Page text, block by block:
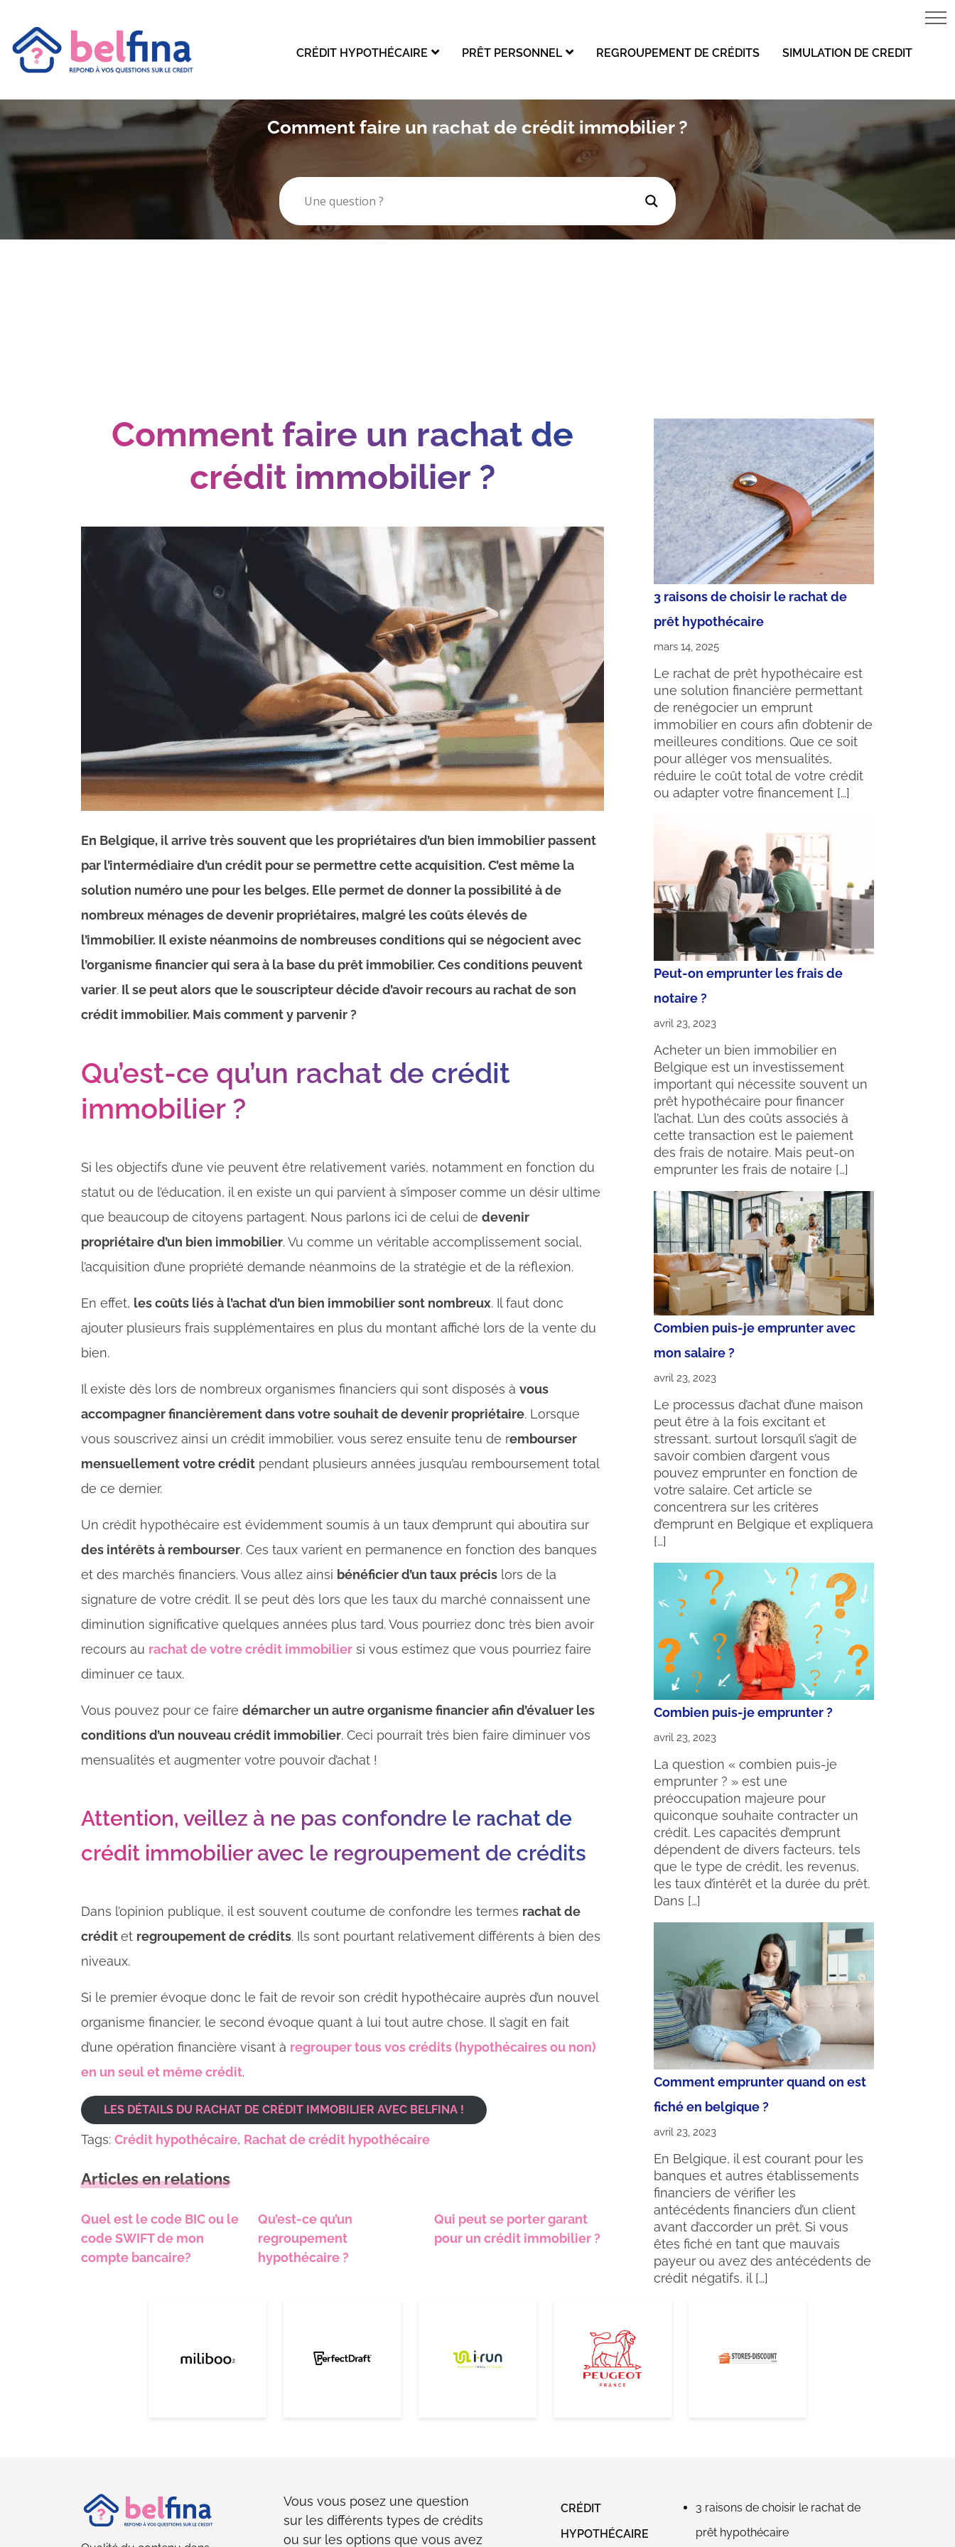
CRÉDIT HYPOTHÉCAIRE PRÊT PERSONNEL REGROUPEMENT DE CRÉDITS SIMULATION DE CREDIT
Comment faire un rachat de crédit immobilier ?
Comment faire un rachat de
crédit immobilier ?
En Belgique, il arrive très souvent que les propriétaires d’un bien immobilier passent
par l’intermédiaire d’un crédit pour se permettre cette acquisition. C’est même la
solution numéro une pour les belges. Elle permet de donner la possibilité à de
nombreux ménages de devenir propriétaires, malgré les coûts élevés de
l’immobilier. Il existe néanmoins de nombreuses conditions qui se négocient avec
l’organisme financier qui sera à la base du prêt immobilier. Ces conditions peuvent
varier. Il se peut alors que le souscripteur décide d’avoir recours au rachat de son
crédit immobilier. Mais comment y parvenir ?
Qu’est-ce qu’un rachat de crédit
immobilier ?
Si les objectifs d’une vie peuvent être relativement variés, notamment en fonction du
statut ou de l’éducation, il en existe un qui parvient à s’imposer comme un désir ultime
que beaucoup de citoyens partagent. Nous parlons ici de celui de devenir
propriétaire d’un bien immobilier. Vu comme un véritable accomplissement social,
l’acquisition d’une propriété demande néanmoins de la stratégie et de la réflexion.
En effet, les coûts liés à l’achat d’un bien immobilier sont nombreux. Il faut donc
ajouter plusieurs frais supplémentaires en plus du montant affiché lors de la vente du
bien.
Il existe dès lors de nombreux organismes financiers qui sont disposés à vous
accompagner financièrement dans votre souhait de devenir propriétaire. Lorsque
vous souscrivez ainsi un crédit immobilier, vous serez ensuite tenu de rembourser
mensuellement votre crédit pendant plusieurs années jusqu’au remboursement total
de ce dernier.
Un crédit hypothécaire est évidemment soumis à un taux d’emprunt qui aboutira sur
des intérêts à rembourser. Ces taux varient en permanence en fonction des banques
et des marchés financiers. Vous allez ainsi bénéficier d’un taux précis lors de la
signature de votre crédit. Il se peut dès lors que les taux du marché connaissent une
diminution significative quelques années plus tard. Vous pourriez donc très bien avoir
recours au rachat de votre crédit immobilier si vous estimez que vous pourriez faire
diminuer ce taux.
Vous pouvez pour ce faire démarcher un autre organisme financier afin d’évaluer les
conditions d’un nouveau crédit immobilier. Ceci pourrait très bien faire diminuer vos
mensualités et augmenter votre pouvoir d’achat !
Attention, veillez à ne pas confondre le rachat de
crédit immobilier avec le regroupement de crédits
Dans l’opinion publique, il est souvent coutume de confondre les termes rachat de
créditet regroupement de crédits. Ils sont pourtant relativement différents à bien des
niveaux.
Si le premier évoque donc le fait de revoir son crédit hypothécaire auprès d’un nouvel
organisme financier, le second évoque quant à lui tout autre chose. Il s’agit en fait
d’une opération financière visant à regrouper tous vos crédits (hypothécaires ou non)
en un seul et même crédit.
LES DÉTAILS DU RACHAT DE CRÉDIT IMMOBILIER AVEC BELFINA !
Tags: Crédit hypothécaire, Rachat de crédit hypothécaire
Articles en relations
Quel est le code BIC ou le
code SWIFT de mon
compte bancaire?
Qu’est-ce qu’un
regroupement
hypothécaire ?
Qui peut se porter garant
pour un crédit immobilier ?
3 raisons de choisir le rachat de
prêt hypothécaire
mars 14, 2025
Le rachat de prêt hypothécaire est
une solution financière permettant
de renégocier un emprunt
immobilier en cours afin d’obtenir de
meilleures conditions. Que ce soit
pour alléger vos mensualités,
réduire le coût total de votre crédit
ou adapter votre financement […]
Peut-on emprunter les frais de
notaire ?
avril 23, 2023
Acheter un bien immobilier en
Belgique est un investissement
important qui nécessite souvent un
prêt hypothécaire pour financer
l’achat. L’un des coûts associés à
cette transaction est le paiement
des frais de notaire. Mais peut-on
emprunter les frais de notaire […]
Combien puis-je emprunter avec
mon salaire ?
avril 23, 2023
Le processus d’achat d’une maison
peut être à la fois excitant et
stressant, surtout lorsqu’il s’agit de
savoir combien d’argent vous
pouvez emprunter en fonction de
votre salaire. Cet article se
concentrera sur les critères
d’emprunt en Belgique et expliquera
[…]
Combien puis-je emprunter ?
avril 23, 2023
La question « combien puis-je
emprunter ? » est une
préoccupation majeure pour
quiconque souhaite contracter un
crédit. Les capacités d’emprunt
dépendent de divers facteurs, tels
que le type de crédit, les revenus,
les taux d’intérêt et la durée du prêt.
Dans […]
Comment emprunter quand on est
fiché en belgique ?
avril 23, 2023
En Belgique, il est courant pour les
banques et autres établissements
financiers de vérifier les
antécédents financiers d’un client
avant d’accorder un prêt. Si vous
êtes fiché en tant que mauvais
payeur ou avez des antécédents de
crédit négatifs, il […]
Vous vous posez une question
sur les différents types de crédits
ou sur les options que vous avez
CRÉDIT
HYPOTHÉCAIRE
3 raisons de choisir le rachat de
prêt hypothécaire